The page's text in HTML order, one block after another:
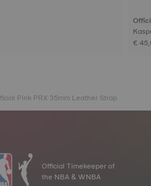
€
Pink PRX 35mm Leather Strap
Official Timekeeper of
the NBA & WNBA